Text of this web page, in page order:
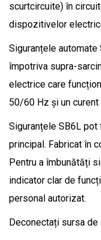
scurtcircuite) în
dispozitivelor
Siguranțele
împotriva supra-
electrice care
50/60 Hz și un curent
Siguranțele SB6L
principal. Fabricat în
Pentru a îmbunătăți
indicator clar de
personal autorizat.
Deconectați sursa de